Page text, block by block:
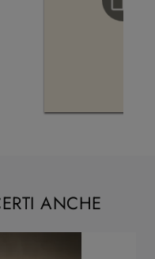
ANCHE